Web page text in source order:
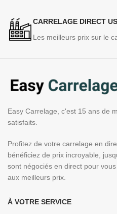
CARRELAGE DIRECT
Les meilleurs prix sur le
Easy Carrelage, c'est 15 ans de
satisfaits.
Profitez de votre carrelage en
bénéficiez de prix incroyable,
sont négociés en direct pour
aux meilleurs prix.
À VOTRE SERVICE